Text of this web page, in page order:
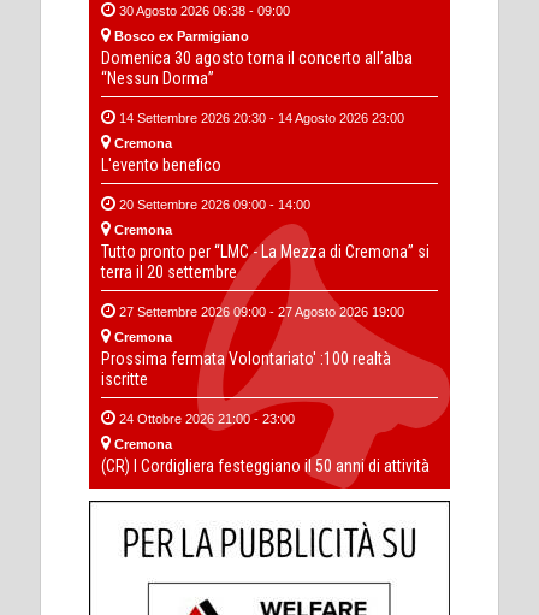
30 Agosto 2026 06:38 - 09:00
Bosco ex Parmigiano
Domenica 30 agosto torna il concerto all’alba
“Nessun Dorma”
14 Settembre 2026 20:30 - 14 Agosto 2026 23:00
Cremona
L'evento benefico
20 Settembre 2026 09:00 - 14:00
Cremona
Tutto pronto per “LMC - La Mezza di Cremona” si
terra il 20 settembre
27 Settembre 2026 09:00 - 27 Agosto 2026 19:00
Cremona
Prossima fermata Volontariato' :100 realtà
iscritte
24 Ottobre 2026 21:00 - 23:00
Cremona
(CR) I Cordigliera festeggiano il 50 anni di attività